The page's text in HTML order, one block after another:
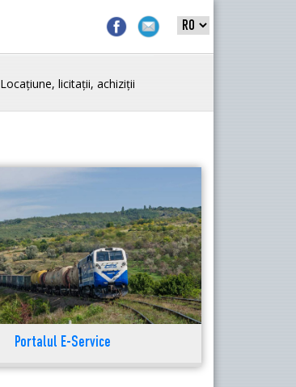
Locațiune, licitații, achiziții
Portalul E-Service